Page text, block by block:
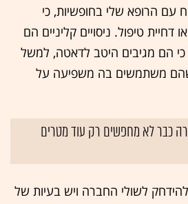
עם הרופא שלי בחופשיות, כי
דחיית טיפול. ניסויים קליניים הם
כי הם מגיבים היטב לדאטה, למשל
משתמשים בה משפיעה על
כבר לא מחפשים רק עוד מטרים
לשולי החברה ויש בעיות של